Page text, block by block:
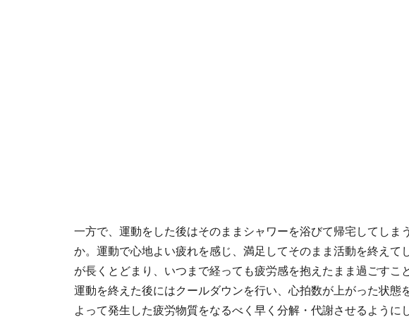
一方で、運動をした後はそのままシャワーを浴びて帰宅してしま
か。運動で心地よい疲れを感じ、満足してそのまま活動を終えて
が長くとどまり、いつまで経っても疲労感を抱えたまま過ごすこ
運動を終えた後にはクールダウンを行い、心拍数が上がった状態
よって発生した疲労物質をなるべく早く分解・代謝させるように